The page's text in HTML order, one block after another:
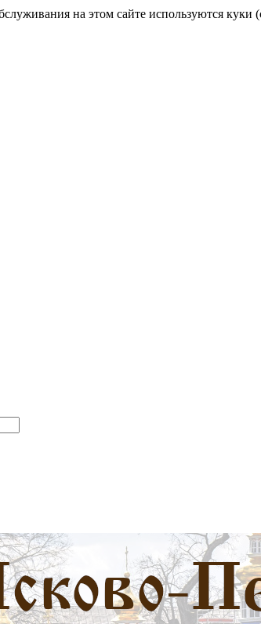
на этом сайте используются